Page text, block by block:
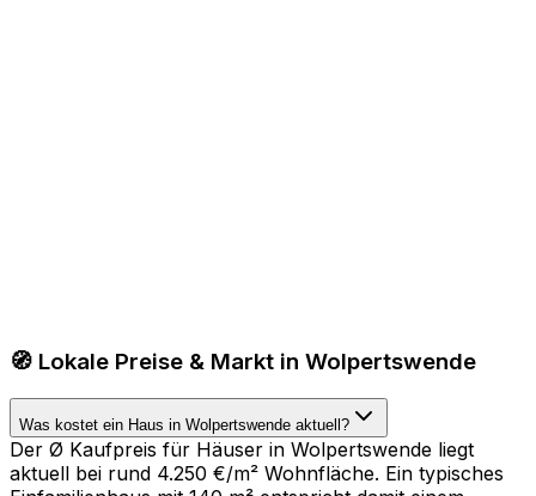
🧭 Lokale Preise & Markt in Wolpertswende
Was kostet ein Haus in Wolpertswende aktuell?
Der Ø Kaufpreis für Häuser in Wolpertswende liegt
aktuell bei rund 4.250 €/m² Wohnfläche. Ein typisches